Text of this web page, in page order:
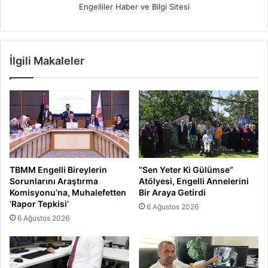
Engelliler Haber ve Bilgi Sitesi
İlgili Makaleler
TBMM Engelli Bireylerin
Sorunlarını Araştırma
Komisyonu’na, Muhalefetten
‘Rapor Tepkisi’
6 Ağustos 2026
“Sen Yeter Ki Gülümse”
Atölyesi, Engelli Annelerini
Bir Araya Getirdi
6 Ağustos 2026